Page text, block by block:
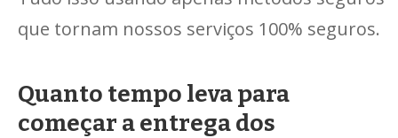
que tornam nossos serviços 100% seguros.
Quanto tempo leva para
começar a entrega dos